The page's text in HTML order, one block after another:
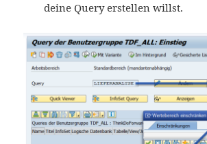
deine Query erstellen willst.